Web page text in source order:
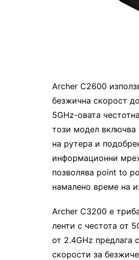
Archer C2600
безжичнa скорост
5GHz-овата
този модел включва
на рутера и
информационни
позволява point to
намалено време на
Archer C3200 е
ленти с честота от
от 2.4GHz предлага
скорости за